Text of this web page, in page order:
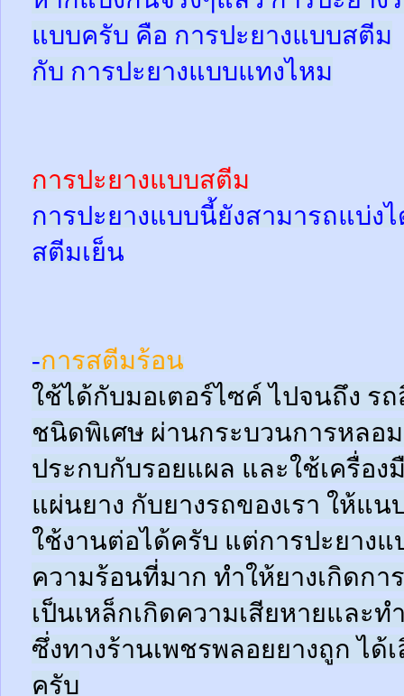
แบบครับ คือ การปะยางแบบสตีม
กับ การปะยางแบบแทงไหม
การปะยางแบบสตีม
การปะยางแบบนี้ยังสามารถแบ่ง
สตีมเย็น
-การสตีมร้อน
ใช้ได้กับมอเตอร์ไซค์ ไปจนถึง ร
ชนิดพิเศษ ผ่านกระบวนการหลอ
ประกบกับรอยแผล และใช้เครื่อง
แผ่นยาง กับยางรถของเรา ให้แ
ใช้งานต่อได้ครับ แต่การปะยาง
ความร้อนที่มาก ทำให้ยางเกิดกา
เป็นเหล็กเกิดความเสียหายและท
ซึ่งทางร้านเพชรพลอยยางถูก ได้
ครับ